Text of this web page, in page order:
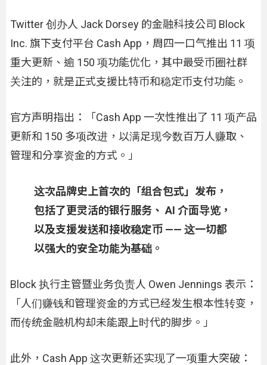
Twitter 创办人 Jack Dorsey 的金融科技公司 Block
Inc. 旗下支付平台 Cash App，周四一口气推出 11 项
重大更新、逾 150 项功能优化，其中最受币圈社群
关注的，就是正式支援比特币和稳定币支付功能。
官方声明指出：「Cash App 一次性推出了 11 项产品
更新和 150 多项改进，以满足现今数百万人赚取、
管理和分享资金的方式。」
这次品牌史上首次的「组合包式」发布，
包括了更灵活的银行服务、 AI 介面导览，
以及支援发送和接收稳定币 —— 这一切都
以强大的安全功能为基础。
Block 执行主管暨业务负责人 Owen Jennings 表示：
「人们赚钱和管理资金的方式已经发生根本性转变，
而传统金融机构却未能跟上时代的脚步。」
此外，Cash App 这次更新还实现了一项重大突破：